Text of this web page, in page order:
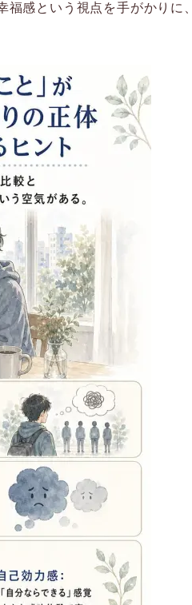
感という視点を手がかりに、